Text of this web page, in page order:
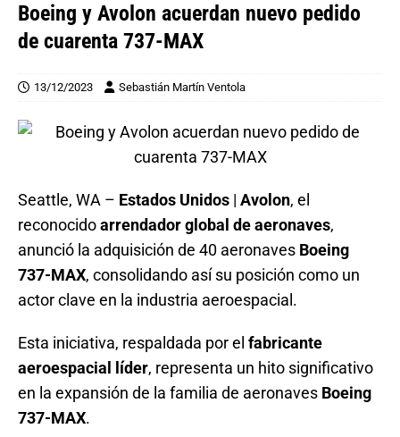
Boeing y Avolon acuerdan nuevo pedido
de cuarenta 737-MAX
13/12/2023 Sebastián Martín Ventola
Seattle, WA – Estados Unidos | Avolon, el
reconocidoarrendador global de aeronaves,
anunció la adquisición de 40 aeronaves Boeing
737-MAX, consolidando así su posición como un
actor clave en la industria aeroespacial.
Esta iniciativa, respaldada por el fabricante
aeroespacial líder, representa un hito significativo
en la expansión de la familia de aeronaves Boeing
737-MAX.